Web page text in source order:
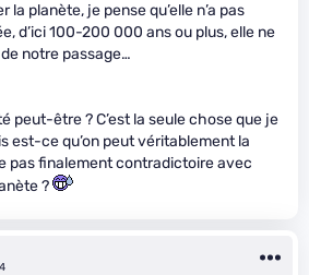
la planète, je pense qu’elle n’a pas
d’ici 100-200 000 ans ou plus, elle ne
notre passage…
peut-être ? C’est la seule chose que je
est-ce qu’on peut véritablement la
pas finalement contradictoire avec
?